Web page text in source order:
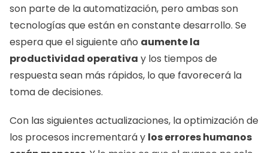
son parte de la automatización, pero ambas son
tecnologías que están en constante desarrollo. Se
espera que el siguiente año aumente la
productividad operativa y los tiempos de
respuesta sean más rápidos, lo que favorecerá la
toma de decisiones.
Con las siguientes actualizaciones, la optimización de
los procesos incrementará y los errores humanos